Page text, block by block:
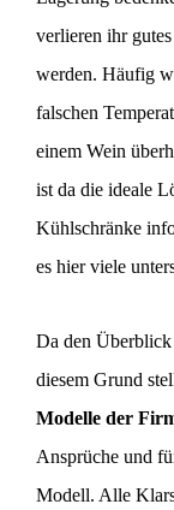
verlieren ihr
werden. Häufig
falschen
einem Wein
ist da die ideale
Kühlschränke
es hier viele
Da den
diesem Grund
Modelle der
Ansprüche und
Modell. Alle